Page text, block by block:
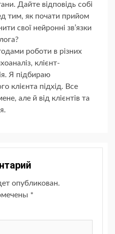
Дайте відповідь собі
тим, як почати прийом
свої нейронні зв’язки
роботи в різних
клієнт-
Я підбираю
клієнта підхід. Все
але й від клієнтів та
опубликован.
*